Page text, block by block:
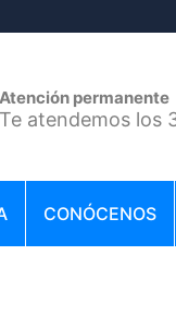
Atención permanente
Te atendemos los
CONÓCENOS